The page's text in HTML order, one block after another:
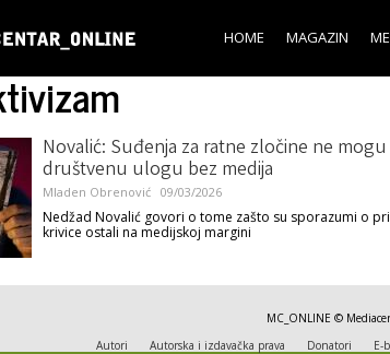
main
content
HOME MAGAZIN
Novalić: Suđenja za ratne zločine ne
društvenu ulogu bez medija
Mladen Obrenović 09/03/2026
Nedžad Novalić govori o tome zašto su sporazumi o
krivice ostali na medijskoj margini
MC_ONLINE ©
Autori
Autorska i izdavačka prava Donatori E-